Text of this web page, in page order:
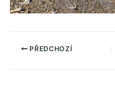
PŘEDCHOZÍ